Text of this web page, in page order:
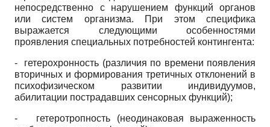
непосредственно с нарушением функций органов
или систем организма. При этом специфика
выражается следующими особенностями
проявления специальных потребностей контингента:
- гетерохронность (различия по времени появления
вторичных и формирования третичных отклонений в
психофизическом развитии индивидуумов,
абилитации пострадавших сенсорных функций);
- гетеротропность (неодинаковая выраженность